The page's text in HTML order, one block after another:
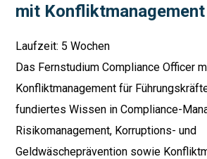
mit Konfliktmanagement
Laufzeit: 5 Wochen
Das Fernstudium Compliance Officer
Konfliktmanagement für
fundiertes Wissen in Compliance-
Risikomanagement, Korruptions- und
Geldwäscheprävention sowie